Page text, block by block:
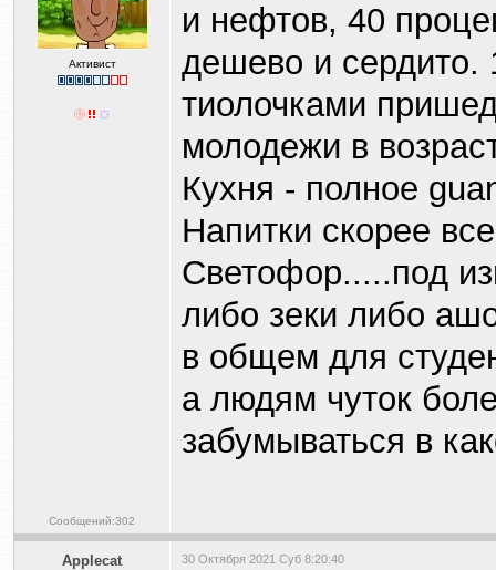
Активист
Сообщений:302
и нефтов, 40
дешево и сердито.
тиолочками
молодежи в
Кухня - полное
Напитки скорее
Светофор.....под
либо зеки либо
в общем для
а людям чуток
забумываться в
Applecat 30 Октября 2021 Суб 8:20:40